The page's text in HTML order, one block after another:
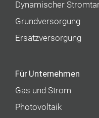
Dynamischer
Grundversorgung
Ersatzversorgung
Für Unternehmen
Gas und Strom
Photovoltaik